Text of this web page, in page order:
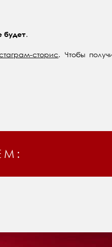
будет.
сторис. Чтобы